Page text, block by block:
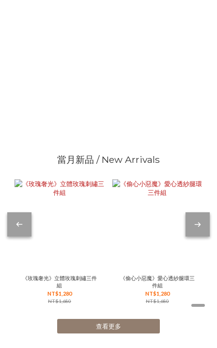
當月新品 / New Arrivals
《玫瑰奢光》立體玫瑰刺繡三件
組
NT$1,280
NT$1,680
《偷心小惡魔》愛心透紗腿環三
件組
NT$1,280
NT$1,680
查看更多